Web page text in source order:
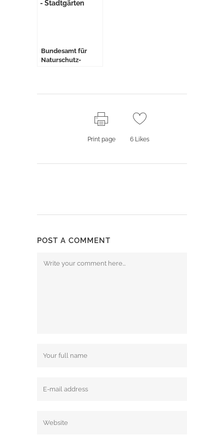
Bundesamt für
Naturschutz-
Print page 6Likes
POST A COMMENT